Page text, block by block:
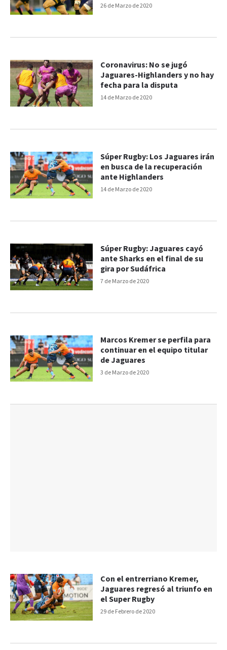
26 de Marzo de 2020
14 de Marzo de 2020
Coronavirus: No se jugó
Jaguares-Highlanders y no hay
fecha para la disputa
14 de Marzo de 2020
Súper Rugby: Los Jaguares irán
en busca de la recuperación
ante Highlanders
7 de Marzo de 2020
Súper Rugby: Jaguares cayó
ante Sharks en el final de su
gira por Sudáfrica
3 de Marzo de 2020
Marcos Kremer se perfila para
continuar en el equipo titular
de Jaguares
29 de Febrero de 2020
Con el entrerriano Kremer,
Jaguares regresó al triunfo en
el Super Rugby